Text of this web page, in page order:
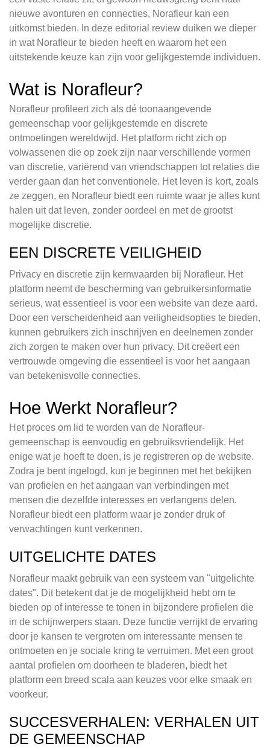
nieuwe avonturen en connecties, Norafleur kan een
uitkomst bieden. In deze editorial review duiken we dieper
in wat Norafleur te bieden heeft en waarom het een
uitstekende keuze kan zijn voor gelijkgestemde individuen.
Wat is Norafleur?
Norafleur profileert zich als dé toonaangevende
gemeenschap voor gelijkgestemde en discrete
ontmoetingen wereldwijd. Het platform richt zich op
volwassenen die op zoek zijn naar verschillende vormen
van discretie, variërend van vriendschappen tot relaties die
verder gaan dan het conventionele. Het leven is kort, zoals
ze zeggen, en Norafleur biedt een ruimte waar je alles kunt
halen uit dat leven, zonder oordeel en met de grootst
mogelijke discretie.
EEN DISCRETE VEILIGHEID
Privacy en discretie zijn kernwaarden bij Norafleur. Het
platform neemt de bescherming van gebruikersinformatie
serieus, wat essentieel is voor een website van deze aard.
Door een verscheidenheid aan veiligheidsopties te bieden,
kunnen gebruikers zich inschrijven en deelnemen zonder
zich zorgen te maken over hun privacy. Dit creëert een
vertrouwde omgeving die essentieel is voor het aangaan
van betekenisvolle connecties.
Hoe Werkt Norafleur?
Het proces om lid te worden van de Norafleur-
gemeenschap is eenvoudig en gebruiksvriendelijk. Het
enige wat je hoeft te doen, is je registreren op de website.
Zodra je bent ingelogd, kun je beginnen met het bekijken
van profielen en het aangaan van verbindingen met
mensen die dezelfde interesses en verlangens delen.
Norafleur biedt een platform waar je zonder druk of
verwachtingen kunt verkennen.
UITGELICHTE DATES
Norafleur maakt gebruik van een systeem van "uitgelichte
dates". Dit betekent dat je de mogelijkheid hebt om te
bieden op of interesse te tonen in bijzondere profielen die
in de schijnwerpers staan. Deze functie verrijkt de ervaring
door je kansen te vergroten om interessante mensen te
ontmoeten en je sociale kring te verruimen. Met een groot
aantal profielen om doorheen te bladeren, biedt het
platform een breed scala aan keuzes voor elke smaak en
voorkeur.
SUCCESVERHALEN: VERHALEN UIT
DE GEMEENSCHAP